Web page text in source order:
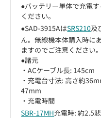
●バッテリー単体で充電
ください。
●SAD-3915AはSRS210及
ん。無線機本体購入時に
ますのでご注意ください。
●諸元
・ACケーブル長: 145cm
・充電台寸法: 高さ約
47mm
・充電時間
SBR-17MH充電時: 約2.5